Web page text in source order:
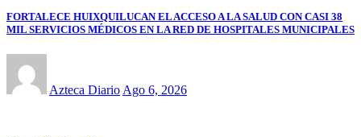
FORTALECE HUIXQUILUCAN EL ACCESO A LA SALUD CON CASI 38
MIL SERVICIOS MÉDICOS EN LA RED DE HOSPITALES MUNICIPALES
Azteca DiarioAgo 6, 2026